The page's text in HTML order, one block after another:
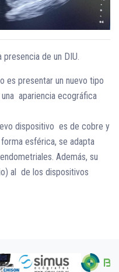
de un DIU.
es presentar un nuevo tipo
apariencia ecográfica
dispositivo es de cobre y
esférica, se adapta
Además, su
al de los dispositivos